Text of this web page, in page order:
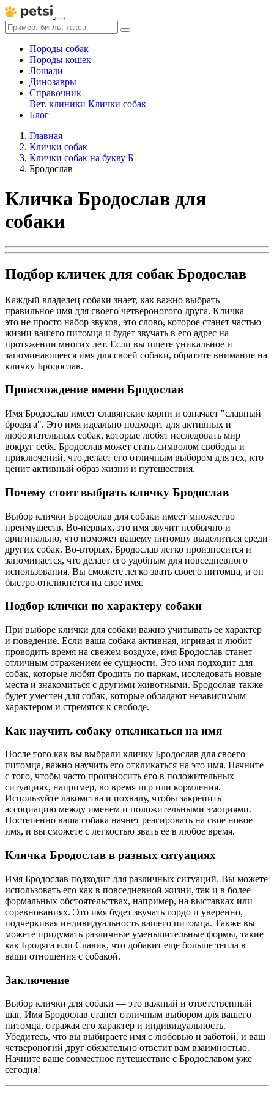
Породы собак
Породы кошек
Лошади
Динозавры
Справочник
Вет. клиники Клички собак
Блог
Главная
Клички собак
Клички собак на букву Б
Бродослав
Кличка Бродослав для
собаки
Подбор кличек для собак Бродослав
Каждый владелец собаки знает, как важно выбрать
правильное имя для своего четвероногого друга. Кличка —
это не просто набор звуков, это слово, которое станет частью
жизни вашего питомца и будет звучать в его адрес на
протяжении многих лет. Если вы ищете уникальное и
запоминающееся имя для своей собаки, обратите внимание на
кличку Бродослав.
Происхождение имени Бродослав
Имя Бродослав имеет славянские корни и означает "славный
бродяга". Это имя идеально подходит для активных и
любознательных собак, которые любят исследовать мир
вокруг себя. Бродослав может стать символом свободы и
приключений, что делает его отличным выбором для тех, кто
ценит активный образ жизни и путешествия.
Почему стоит выбрать кличку Бродослав
Выбор клички Бродослав для собаки имеет множество
преимуществ. Во-первых, это имя звучит необычно и
оригинально, что поможет вашему питомцу выделиться среди
других собак. Во-вторых, Бродослав легко произносится и
запоминается, что делает его удобным для повседневного
использования. Вы сможете легко звать своего питомца, и он
быстро откликнется на свое имя.
Подбор клички по характеру собаки
При выборе клички для собаки важно учитывать ее характер
и поведение. Если ваша собака активная, игривая и любит
проводить время на свежем воздухе, имя Бродослав станет
отличным отражением ее сущности. Это имя подходит для
собак, которые любят бродить по паркам, исследовать новые
места и знакомиться с другими животными. Бродослав также
будет уместен для собак, которые обладают независимым
характером и стремятся к свободе.
Как научить собаку откликаться на имя
После того как вы выбрали кличку Бродослав для своего
питомца, важно научить его откликаться на это имя. Начните
с того, чтобы часто произносить его в положительных
ситуациях, например, во время игр или кормления.
Используйте лакомства и похвалу, чтобы закрепить
ассоциацию между именем и положительными эмоциями.
Постепенно ваша собака начнет реагировать на свое новое
имя, и вы сможете с легкостью звать ее в любое время.
Кличка Бродослав в разных ситуациях
Имя Бродослав подходит для различных ситуаций. Вы можете
использовать его как в повседневной жизни, так и в более
формальных обстоятельствах, например, на выставках или
соревнованиях. Это имя будет звучать гордо и уверенно,
подчеркивая индивидуальность вашего питомца. Также вы
можете придумать различные уменьшительные формы, такие
как Бродяга или Славик, что добавит еще больше тепла в
ваши отношения с собакой.
Заключение
Выбор клички для собаки — это важный и ответственный
шаг. Имя Бродослав станет отличным выбором для вашего
питомца, отражая его характер и индивидуальность.
Убедитесь, что вы выбираете имя с любовью и заботой, и ваш
четвероногий друг обязательно ответит вам взаимностью.
Начните ваше совместное путешествие с Бродославом уже
сегодня!